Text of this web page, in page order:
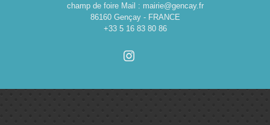
champ de foire Mail : mairie@gencay.fr
86160 Gençay - FRANCE
+33 5 16 83 80 86